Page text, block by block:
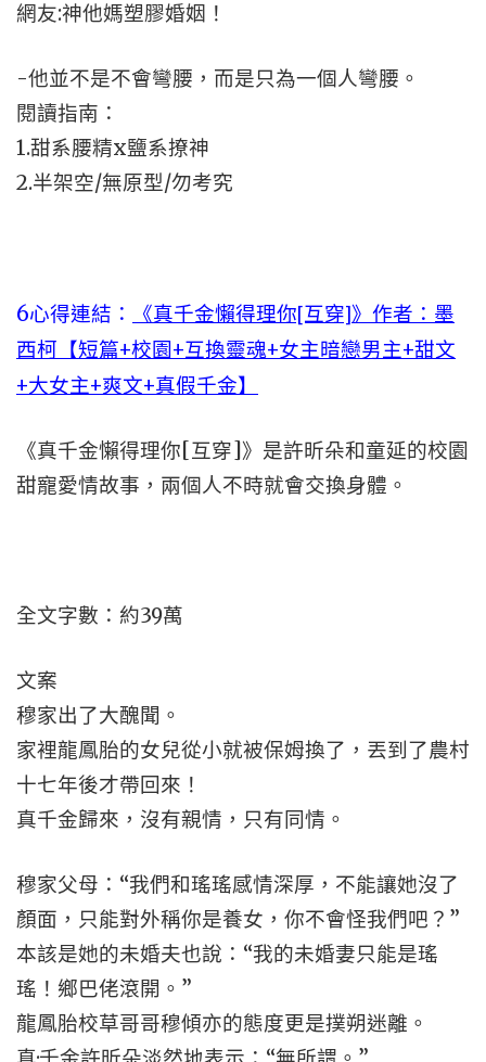
網友:神他媽塑膠婚姻！
-他並不是不會彎腰，而是只為一個人彎腰。
閱讀指南：
1.甜系腰精x鹽系撩神
2.半架空/無原型/勿考究
6心得連結：
《真千金懶得理你[互穿]》作者：墨
西柯【短篇+校園+互換靈魂+女主暗戀男主+甜文
+大女主+爽文+真假千金】
《真千金懶得理你[互穿]》是許昕朵和童延的校園
甜寵愛情故事，兩個人不時就會交換身體。
全文字數：約39萬
文案
穆家出了大醜聞。
家裡龍鳳胎的女兒從小就被保姆換了，丟到了農村
十七年後才帶回來！
真千金歸來，沒有親情，只有同情。
穆家父母：“我們和瑤瑤感情深厚，不能讓她沒了
顏面，只能對外稱你是養女，你不會怪我們吧？”
本該是她的未婚夫也說：“我的未婚妻只能是瑤
瑤！鄉巴佬滾開。”
龍鳳胎校草哥哥穆傾亦的態度更是撲朔迷離。